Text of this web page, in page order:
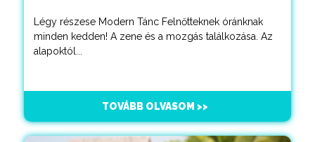
Légy részese Modern Tánc Felnőtteknek óránknak
minden kedden! A zene és a mozgás találkozása. Az
alapoktól...
TOVÁBB OLVASOM >>